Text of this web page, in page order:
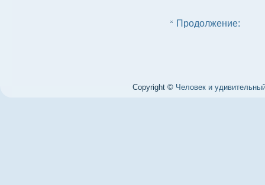
Продолжение:
Copyright © Человек и